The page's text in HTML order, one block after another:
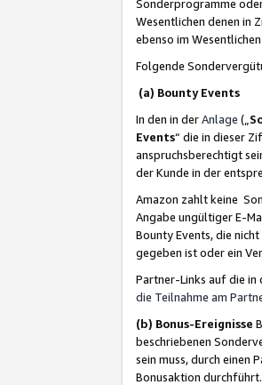
Sonderprogramme
Wesentlichen denen in
ebenso im
Folgende
(a) Bounty Events
In den in derAnlage („
Events“ die in dieser
anspruchsberechtigt
der Kunde in der
Amazon zahlt keine
Angabe ungültiger E-
Bounty Events, die
gegeben ist oder ein
Partner-Links auf die in
die Teilnahme am
(b) Bonus-Ereignisse
beschriebenen
sein muss, durch einen
Bonusaktion durchführt.